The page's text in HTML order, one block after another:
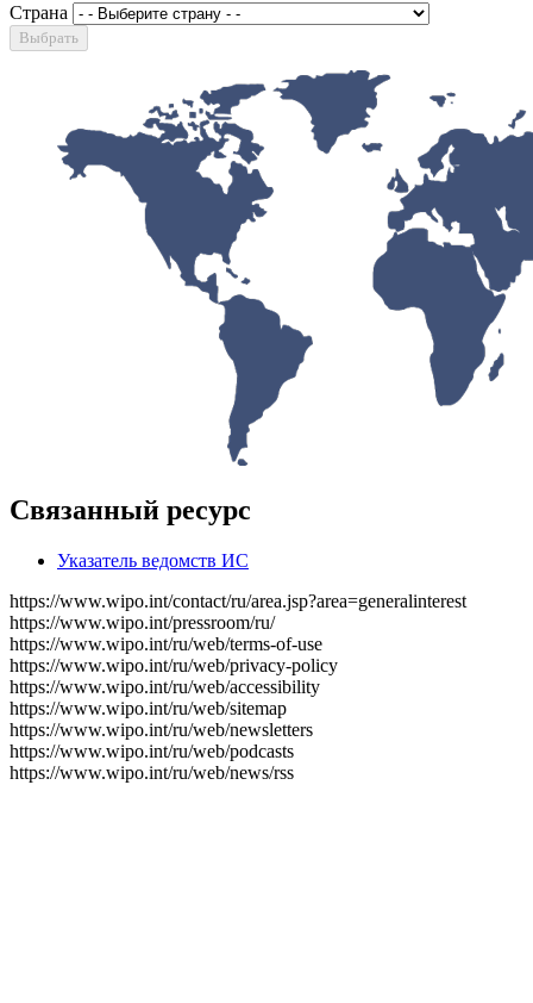
Страна
Выбрать
Связанный ресурс
Указатель ведомств ИС
https://www.wipo.int/contact/ru/area.jsp?area=generalinterest
https://www.wipo.int/pressroom/ru/
https://www.wipo.int/ru/web/terms-of-use
https://www.wipo.int/ru/web/privacy-policy
https://www.wipo.int/ru/web/accessibility
https://www.wipo.int/ru/web/sitemap
https://www.wipo.int/ru/web/newsletters
https://www.wipo.int/ru/web/podcasts
https://www.wipo.int/ru/web/news/rss